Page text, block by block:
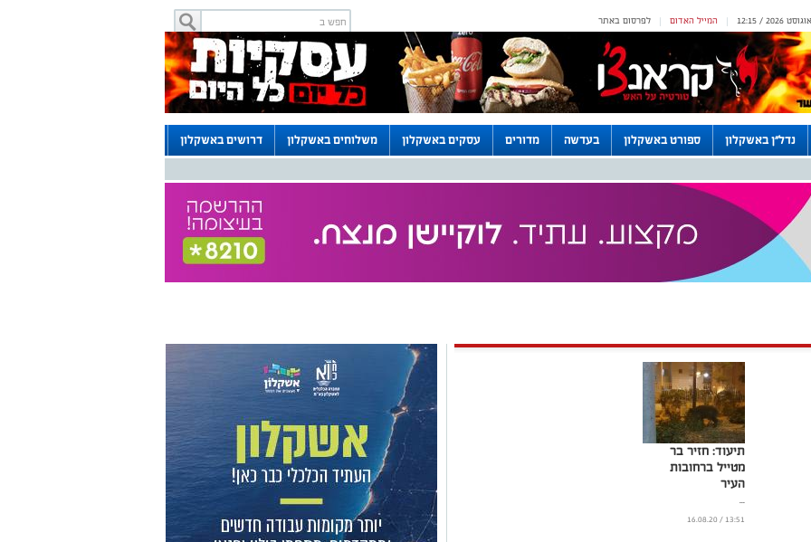
לפרסום באתר | המייל האדום |
נדל"ן באשקלון ספורט באשקלון בעדשה מדורים עסקים באשקלון משלוחים באשקלון דרושים באשקלון
תיעוד: חזיר בר
מטייל ברחובות
העיר
...
13:51 / 16.08.20